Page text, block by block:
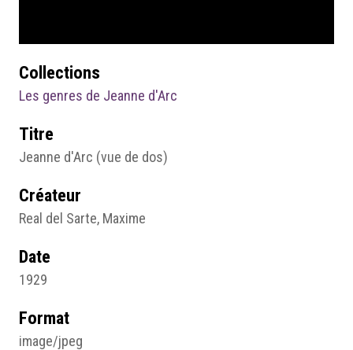
Collections
Les genres de Jeanne d'Arc
Titre
Jeanne d'Arc (vue de dos)
Créateur
Real del Sarte, Maxime
Date
1929
Format
image/jpeg